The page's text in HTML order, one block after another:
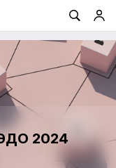
2024